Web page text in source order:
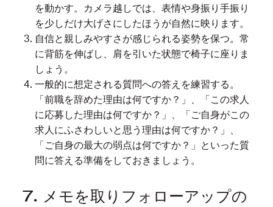
を動かす。カメラ越しでは、表情や身振り手振り
を少しだけ大げさにしたほうが自然に映ります。
自信と親しみやすさが感じられる姿勢を保つ。常
に背筋を伸ばし、肩を引いた状態で椅子に座りま
しょう。
一般的に想定される質問への答えを練習する。
「前職を辞めた理由は何ですか？」、「この求人
に応募した理由は何ですか？」、「ご自身がこの
求人にふさわしいと思う理由は何ですか？」、
「ご自身の最大の弱点は何ですか？」といった質
問に答える準備をしておきましょう。
7. メモを取りフォローアップの